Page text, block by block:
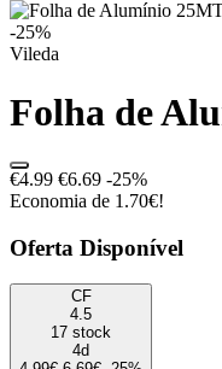
-25%
Vileda
Folha de
€4.99 €6.69 -25%
Economia de 1.70€!
Oferta Disponível
CF
4.5
17 stock
4d